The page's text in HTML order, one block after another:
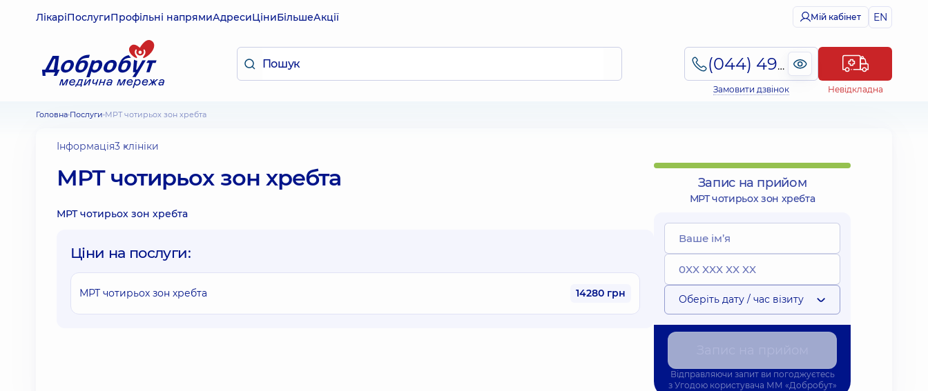
ЛікаріПослугиПрофільні напрямиАдресиЦіниБільшеАкції Мій кабінет EN
(044) 495-2-888
Замовити дзвінок Невідкладна
Головна Послуги МРТ чотирьох зон хребта
Інформація3 клініки
МРТ чотирьох зон хребта
МРТ чотирьох зон хребта
Ціни на послуги:
МРТ чотирьох зон хребта 14280 грн
Запис на прийом
МРТ чотирьох зон хребта
Оберіть дату / час візиту
Відправляючи запит ви погоджуєтесь
з Угодою користувача ММ «Добробут»